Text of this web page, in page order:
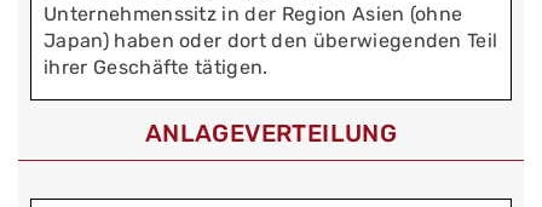
Unternehmenssitz in der Region Asien (ohne
Japan) haben oder dort den überwiegenden Teil
ihrer Geschäfte tätigen.
ANLAGEVERTEILUNG